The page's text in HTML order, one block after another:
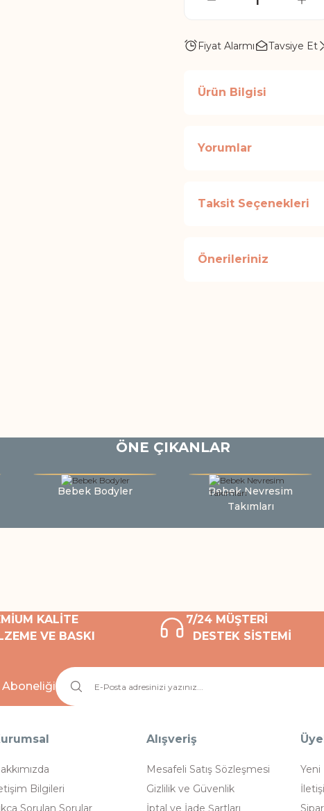
Fiyat Alarmı Tavsiye Et
Ürün Bilgisi
Yorumlar
Taksit Seçenekleri
Önerileriniz
ÖNE ÇIKANLAR
Bebek Bodyler
Bebek Nevresim
Takımları
KALİTE
VE BASKI
7/24 MÜŞTERİ
DESTEK SİSTEMİ
Aboneliği
Bilgileri
Sorulan Sorular
Alışveriş
Mesafeli Satış Sözleşmesi
Gizlilik ve Güvenlik
İptal ve İade Şartları
Yeni